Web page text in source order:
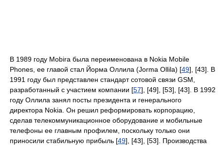
В 1989 году Mobira была переименована в Nokia Mobile
Phones, ее главой стал Йорма Оллила (Jorma Ollila) [49], [43]. В
1991 году был представлен стандарт сотовой связи GSM,
разработанный с участием компании [57], [49], [53], [43]. В 1992
году Оллила занял посты президента и генерального
директора Nokia. Он решил реформировать корпорацию,
сделав телекоммуникационное оборудование и мобильные
телефоны ее главным профилем, поскольку только они
приносили стабильную прибыль [49], [43], [53]. Производства